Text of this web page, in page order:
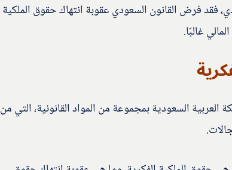
فقد فرض القانون السعودي عقوبة انتهاك حقوق الملكية
غالبًا.
العربية السعودية بمجموعة من المواد القانونية، التي من